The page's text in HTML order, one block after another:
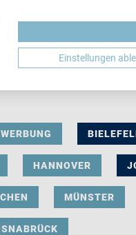
HANNOVER
MÜNSTER
Einstellungen